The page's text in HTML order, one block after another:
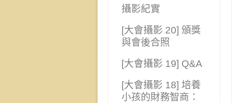
攝影紀實
[大會攝影 20] 頒獎
與會後合照
[大會攝影 19] Q&A
[大會攝影 18] 培養
小孩的財務智商：